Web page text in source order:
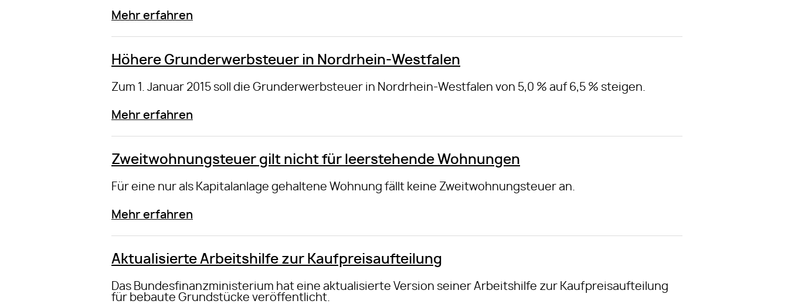
Mehr erfahren
Höhere Grunderwerbsteuer in Nordrhein-Westfalen
Zum 1. Januar 2015 soll die Grunderwerbsteuer in Nordrhein-Westfalen von 5,0 % auf 6,5 % steigen.
Mehr erfahren
Zweitwohnungsteuer gilt nicht für leerstehende Wohnungen
Für eine nur als Kapitalanlage gehaltene Wohnung fällt keine Zweitwohnungsteuer an.
Mehr erfahren
Aktualisierte Arbeitshilfe zur Kaufpreisaufteilung
Das Bundesfinanzministerium hat eine aktualisierte Version seiner Arbeitshilfe zur Kaufpreisaufteilung
für bebaute Grundstücke veröffentlicht.